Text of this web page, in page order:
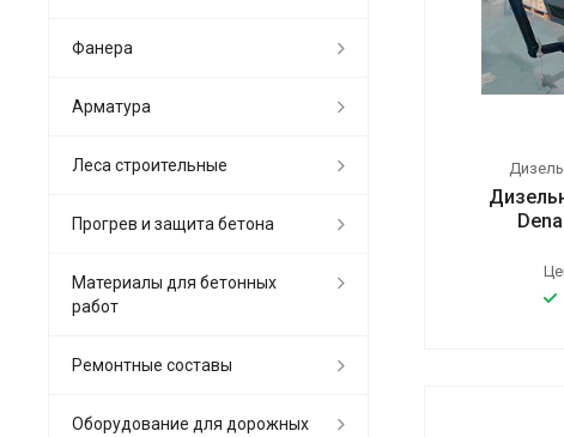
Фанера
Арматура
Леса строительные
Прогрев и защита бетона
Материалы для бетонных
работ
Ремонтные составы
Оборудование для дорожных